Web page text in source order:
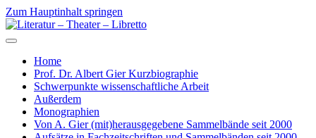
Zum Hauptinhalt springen
Home
Prof. Dr. Albert Gier Kurzbiographie
Schwerpunkte wissenschaftliche Arbeit
Außerdem
Monographien
Von A. Gier (mit)herausgegebene Sammelbände seit 2000